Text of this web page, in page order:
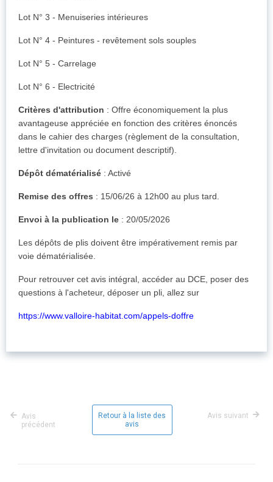
Lot N° 3 - Menuiseries intérieures
Lot N° 4 - Peintures - revêtement sols souples
Lot N° 5 - Carrelage
Lot N° 6 - Electricité
Critères d'attribution : Offre économiquement la plus
avantageuse appréciée en fonction des critères énoncés
dans le cahier des charges (règlement de la consultation,
lettre d'invitation ou document descriptif).
Dépôt dématérialisé : Activé
Remise des offres : 15/06/26 à 12h00 au plus tard.
Envoi à la publication le : 20/05/2026
Les dépôts de plis doivent être impérativement remis par
voie dématérialisée.
Pour retrouver cet avis intégral, accéder au DCE, poser des
questions à l'acheteur, déposer un pli, allez sur
https://www.valloire-habitat.com/appels-doffre
Avis
précédent
Retour à la liste des
avis
Avis suivant